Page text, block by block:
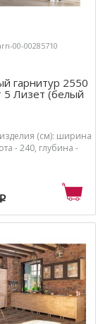
00-00285710
гарнитур 2550
5 Лизет (белый
(см): ширина
- 240, глубина -
p